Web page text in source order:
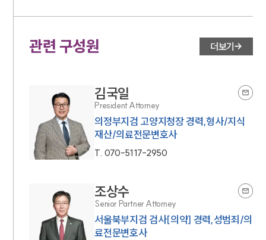
관련 구성원 더보기
김국일
President Attorney
의정부지검 고양지청장 경력,형사/지식
재산/의료전문변호사
T. 070-5117-2950
조상수
Senior Partner Attorney
서울북부지검 검사[의약] 경력,성범죄/의
료전문변호사